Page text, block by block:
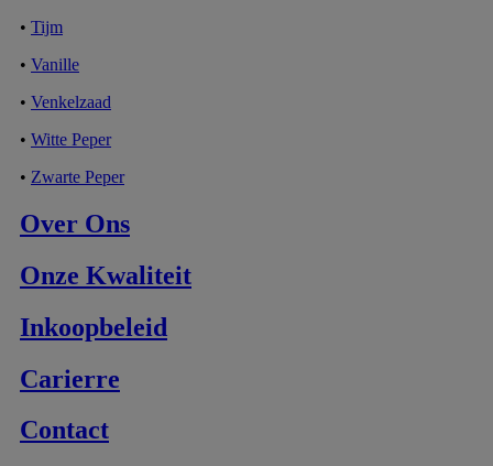
• Tijm
• Vanille
• Venkelzaad
• Witte Peper
• Zwarte Peper
Over Ons
Onze Kwaliteit
Inkoopbeleid
Carierre
Contact